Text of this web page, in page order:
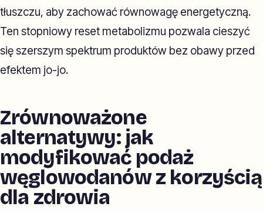
tłuszczu, aby zachować równowagę energetyczną.
Ten stopniowy reset metabolizmu pozwala cieszyć
się szerszym spektrum produktów bez obawy przed
efektem jo-jo.
Zrównoważone
alternatywy: jak
modyfikować podaż
węglowodanów z korzyścią
dla zdrowia